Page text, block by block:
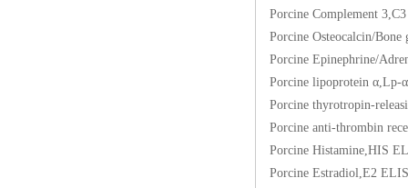
Porcine Complement
Porcine Osteocalcin/
Porcine Epinephrine/
Porcine lipoprotein
Porcine thyrotropin-
Porcine anti-thrombin
Porcine Histamine,HIS
Porcine Estradiol,E2